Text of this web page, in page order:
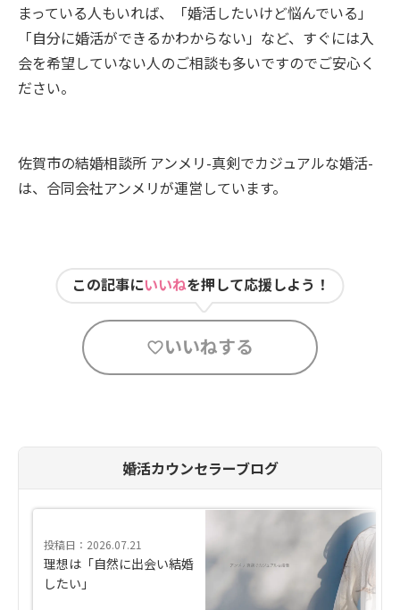
まっている人もいれば、「婚活したいけど悩んでいる」
「自分に婚活ができるかわからない」など、すぐには入
会を希望していない人のご相談も多いですのでご安心く
ださい。
佐賀市の結婚相談所 アンメリ-真剣でカジュアルな婚活-
は、合同会社アンメリが運営しています。
この記事にいいねを押して応援しよう！
いいねする
婚活カウンセラーブログ
投稿日：2026.07.21
理想は「自然に出会い結婚
したい」